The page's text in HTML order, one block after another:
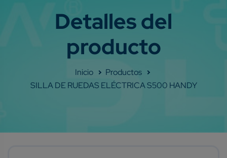
Shop
SILLA DE RUEDAS ELÉCTRICA S500 HANDY